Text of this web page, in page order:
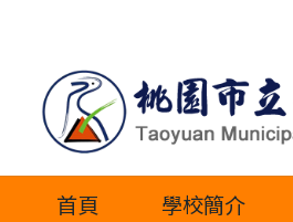
內
首頁 學校簡介